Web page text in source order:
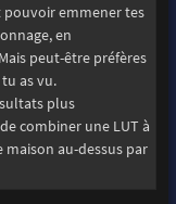
emmener tes
en
peut-être préfères
as vu.
plus
combiner une LUT à
au-dessus par